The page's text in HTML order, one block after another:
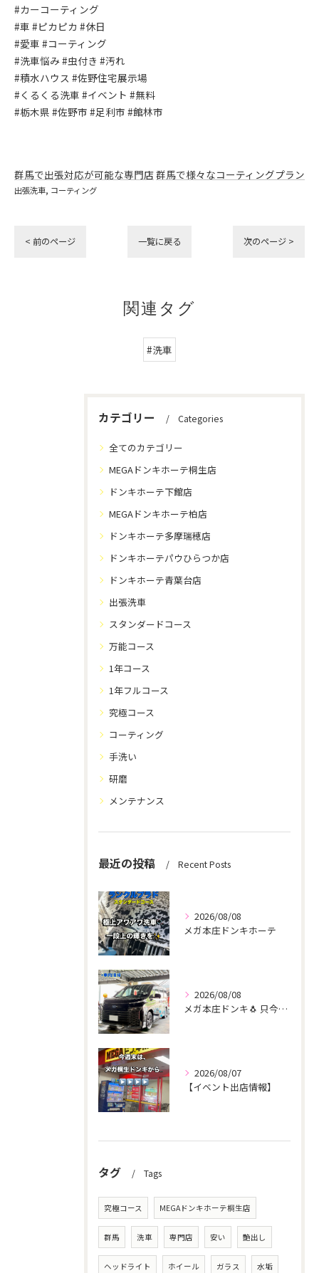
#カーコーティング
#車 #ピカピカ #休日
#愛車 #コーティング
#洗車悩み #虫付き #汚れ
#積水ハウス #佐野住宅展示場
#くるくる洗車 #イベント #無料
#栃木県 #佐野市 #足利市 #館林市
群馬で出張対応が可能な専門店群馬で様々なコーティングプラン
出張洗車 コーティング
< 前のページ 一覧に戻る 次のページ >
関連タグ
#洗車
カテゴリー Categories
全てのカテゴリー
MEGAドンキホーテ桐生店
ドンキホーテ下館店
MEGAドンキホーテ柏店
ドンキホーテ多摩瑞穂店
ドンキホーテパウひらつか店
ドンキホーテ青葉台店
出張洗車
スタンダードコース
万能コース
1年コース
1年フルコース
究極コース
コーティング
手洗い
研磨
メンテナンス
最近の投稿 Recent Posts
2026/08/08
メガ本庄ドンキホーテ
2026/08/08
メガ本庄ドンキ🐧 只今イベント出店中🎶 ヴォクシー ご新規様...
2026/08/07
【イベント出店情報】
タグ Tags
究極コース MEGAドンキホーテ桐生店
群馬 洗車 専門店 安い 艶出し
ヘッドライト ホイール ガラス 水垢